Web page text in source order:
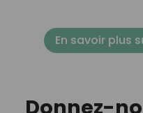
En savoir plus
Donnez-